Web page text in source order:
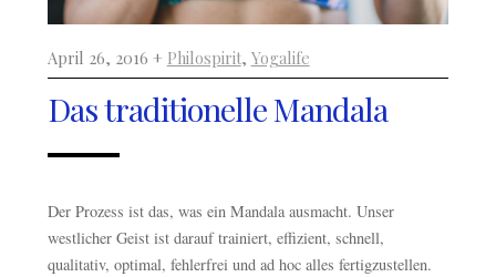
April 26, 2016 + Philospirit, Yogalife
Das traditionelle Mandala
Der Prozess ist das, was ein Mandala ausmacht. Unser
westlicher Geist ist darauf trainiert, effizient, schnell,
qualitativ, optimal, fehlerfrei und ad hoc alles fertigzustellen.